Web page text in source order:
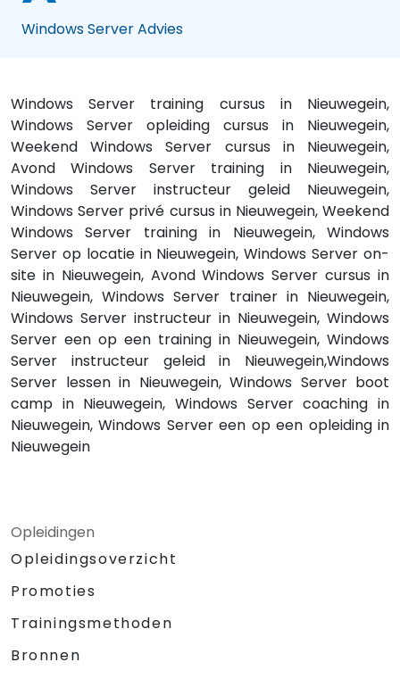
Windows Server Advies
Windows Server training cursus in Nieuwegein,
Windows Server opleiding cursus in Nieuwegein,
Weekend Windows Server cursus in Nieuwegein,
Avond Windows Server training in Nieuwegein,
Windows Server instructeur geleid Nieuwegein,
Windows Server privé cursus in Nieuwegein, Weekend
Windows Server training in Nieuwegein, Windows
Server op locatie in Nieuwegein, Windows Server on-
site in Nieuwegein, Avond Windows Server cursus in
Nieuwegein, Windows Server trainer in Nieuwegein,
Windows Server instructeur in Nieuwegein, Windows
Server een op een training in Nieuwegein, Windows
Server instructeur geleid in Nieuwegein,Windows
Server lessen in Nieuwegein, Windows Server boot
camp in Nieuwegein, Windows Server coaching in
Nieuwegein, Windows Server een op een opleiding in
Nieuwegein
Opleidingen
Opleidingsoverzicht
Promoties
Trainingsmethoden
Bronnen